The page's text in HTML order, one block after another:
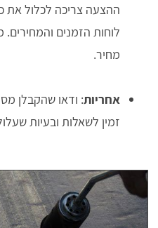
ההצעה צריכה לכלול את
לוחות הזמנים
מחיר.
אחריות: ודאו שהקבלן
זמין לשאלות ובעיות